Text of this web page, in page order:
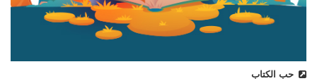
حب الكتاب